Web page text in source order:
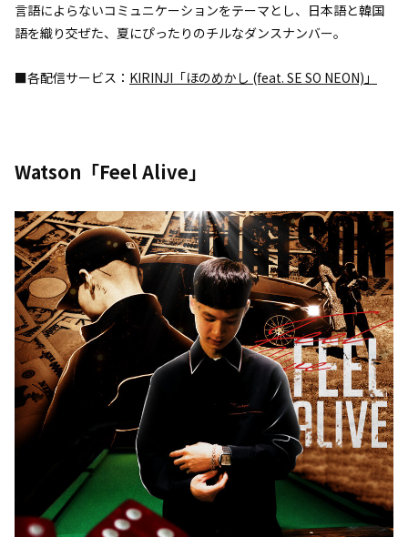
言語によらないコミュニケーションをテーマとし、日本語と韓国
語を織り交ぜた、夏にぴったりのチルなダンスナンバー。
■各配信サービス： KIRINJI「ほのめかし (feat. SE SO NEON)」
Watson「Feel Alive」